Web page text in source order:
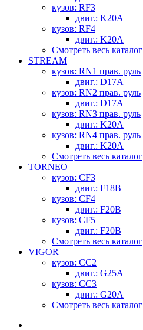
кузов: RF3
двиг.: K20A
кузов: RF4
двиг.: K20A
Смотреть весь каталог
STREAM
кузов: RN1 прав. руль
двиг.: D17A
кузов: RN2 прав. руль
двиг.: D17A
кузов: RN3 прав. руль
двиг.: K20A
кузов: RN4 прав. руль
двиг.: K20A
Смотреть весь каталог
TORNEO
кузов: CF3
двиг.: F18B
кузов: CF4
двиг.: F20B
кузов: CF5
двиг.: F20B
Смотреть весь каталог
VIGOR
кузов: CC2
двиг.: G25A
кузов: CC3
двиг.: G20A
Смотреть весь каталог